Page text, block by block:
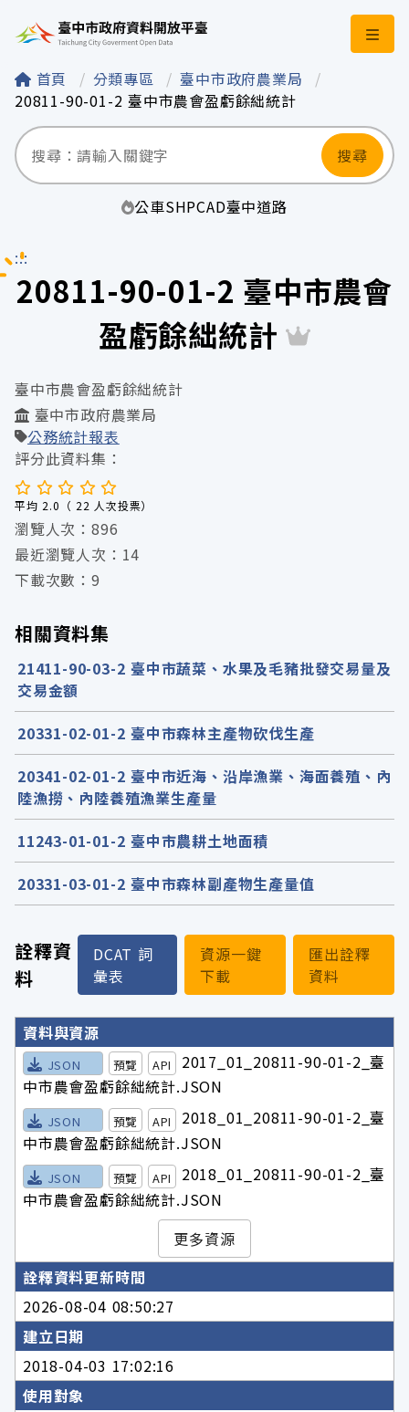
臺中市政府資料開
首頁 分類專區
臺中市政府農業局
20811-90-01-2 臺中市農會盈虧餘絀統計
搜尋
公車SHPCAD臺中道路
:::
20811-90-01-2 臺中市農會
盈虧餘絀統計
詮釋資
料
DCAT 詞
彙表
資源一鍵
下載
匯出詮釋
資料
詮釋資料詳細內容
資料與資源
JSON 預覽 API
2017_01_20811-90-01-2_臺
中市農會盈虧餘絀統計.JSON
JSON 預覽 API
2018_01_20811-90-01-2_臺
中市農會盈虧餘絀統計.JSON
JSON 預覽 API
2018_01_20811-90-01-2_臺
中市農會盈虧餘絀統計.JSON
更多資源
詮釋資料更新時間
2026-08-04 08:50:27
建立日期
2018-04-03 17:02:16
使用對象
臺中市農會盈虧餘絀統計
臺中市政府農業局
公務統計報表
評分此資料集：
平均 2.0（ 22 人次投票）
瀏覽人次：896
最近瀏覽人次：14
下載次數：9
相關資料集
21411-90-03-2 臺中市蔬菜、水果及毛豬批發交易量及
交易金額
20331-02-01-2 臺中市森林主產物砍伐生產
20341-02-01-2 臺中市近海、沿岸漁業、海面養殖、內
陸漁撈、內陸養殖漁業生產量
11243-01-01-2 臺中市農耕土地面積
20331-03-01-2 臺中市森林副產物生產量值